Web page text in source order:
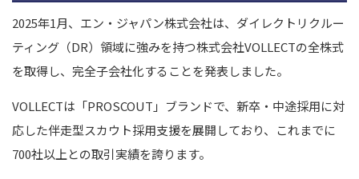
2025年1月、エン・ジャパン株式会社は、ダイレクトリクルー
ティング（DR）領域に強みを持つ株式会社VOLLECTの全株式
を取得し、完全子会社化することを発表しました。
VOLLECTは「PROSCOUT」ブランドで、新卒・中途採用に対
応した伴走型スカウト採用支援を展開しており、これまでに
700社以上との取引実績を誇ります。